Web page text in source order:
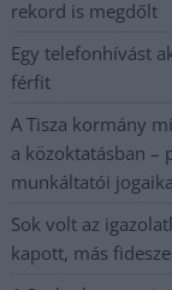
rekord is megdőlt
Egy telefonhívást
férfit
A Tisza kormány
a közoktatásban –
munkáltatói
Sok volt az
kapott, más